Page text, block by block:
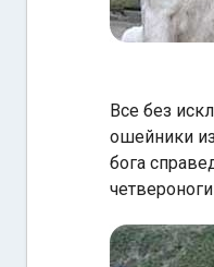
Все без
ошейники
бога